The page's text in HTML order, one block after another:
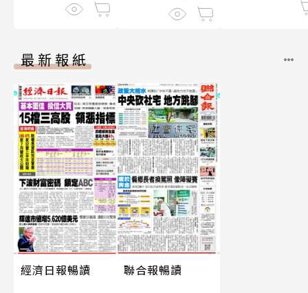
最新報紙
經濟日報暢讀 聯合報暢讀